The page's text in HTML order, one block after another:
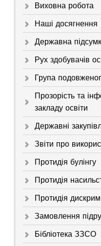
Виховна робота
Наші досягнення
Державна
Рух здобувачів
Група
Прозорість та
закладу освіти
Державні
Звіти про
Протидія булінгу
Протидія
Протидія
Замовлення
Бібліотека ЗЗСО